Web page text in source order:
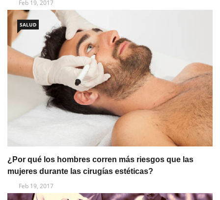
Feb 19, 2017
SALUD
¿Por qué los hombres corren más riesgos que las
mujeres durante las cirugías estéticas?
Feb 19, 2017